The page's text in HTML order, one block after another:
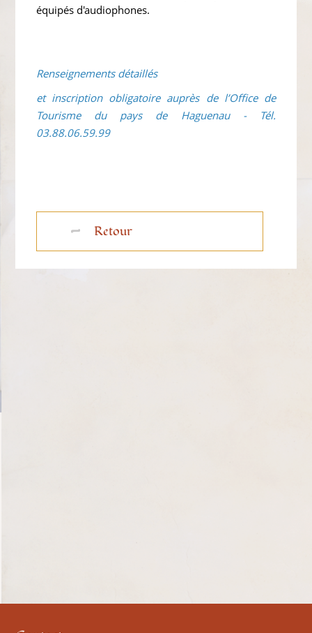
équipés d'audiophones.
Renseignements détaillés
et inscription obligatoire auprès de l’Office de
Tourisme du pays de Haguenau - Tél.
03.88.06.59.99
Retour